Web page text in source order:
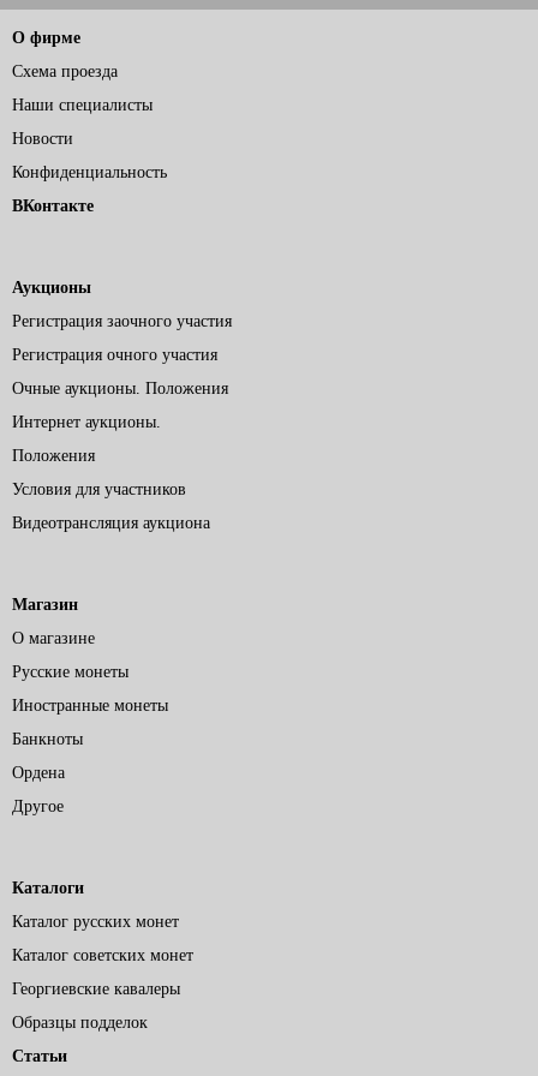
О фирме
Схема проезда
Наши специалисты
Новости
Конфиденциальность
ВКонтакте
Аукционы
Регистрация заочного участия
Регистрация очного участия
Очные аукционы. Положения
Интернет аукционы.
Положения
Условия для участников
Видеотрансляция аукциона
Магазин
О магазине
Русские монеты
Иностранные монеты
Банкноты
Ордена
Другое
Каталоги
Каталог русских монет
Каталог советских монет
Георгиевские кавалеры
Образцы подделок
Статьи